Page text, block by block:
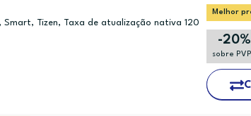
Smart, Tizen, Taxa de atualização nativa 120
Melhor
-20%
sobre